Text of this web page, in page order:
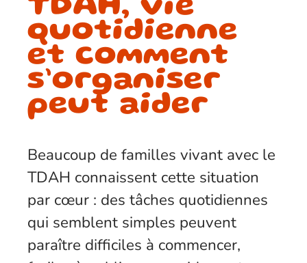
TDAH, vie
quotidienne
et comment
s’organiser
peut aider
Beaucoup de familles vivant avec le
TDAH connaissent cette situation
par cœur : des tâches quotidiennes
qui semblent simples peuvent
paraître difficiles à commencer,